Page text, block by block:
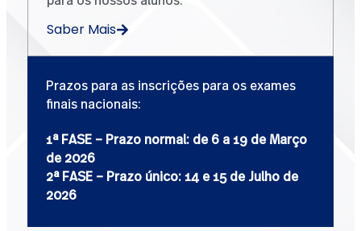
Saber Mais
Prazos para as inscrições para os exames
finais nacionais:
1ª FASE – Prazo normal: de 6 a 19 de Março
de 2026
2ª FASE – Prazo único: 14 e15 de Julho de
2026